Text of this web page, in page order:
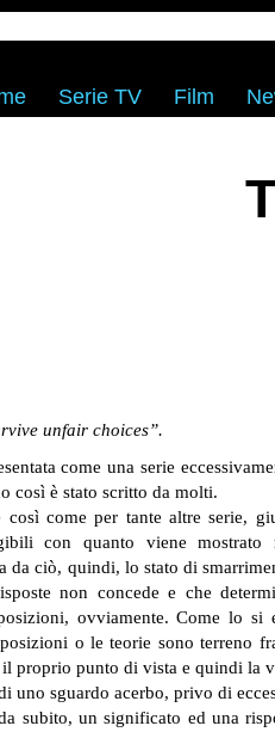
Serie TV Film
unfair choices”.
come una serie
così è stato scritto da molti.
così come per tante altre serie,
con quanto viene mostrato
da ciò, quindi, lo stato di
non concede e che
ovviamente. Come lo si
o le teorie sono terreno
il proprio punto di vista e quindi la
uno sguardo acerbo, privo di
subito, un significato ed una